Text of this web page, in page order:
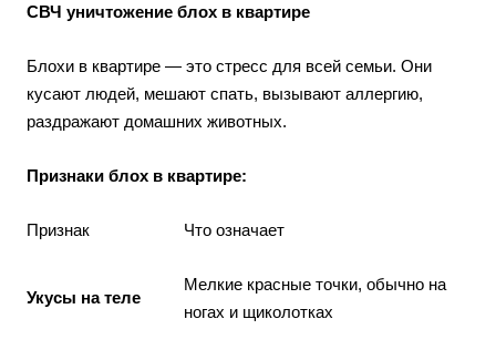
СВЧ уничтожение блох в квартире
Блохи в квартире — это стресс для всей семьи. Они
кусают людей, мешают спать, вызывают аллергию,
раздражают домашних животных.
Признаки блох в квартире:
Признак Что означает
Укусы на теле
Мелкие красные точки, обычно на
ногах и щиколотках